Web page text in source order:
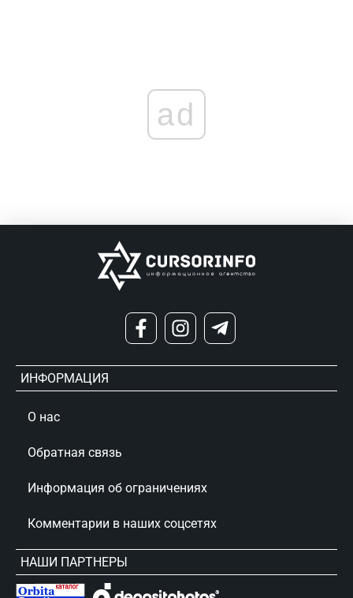
ad
ИНФОРМАЦИЯ
О нас
Обратная связь
Информация об ограничениях
Комментарии в наших соцсетях
НАШИ ПАРТНЕРЫ